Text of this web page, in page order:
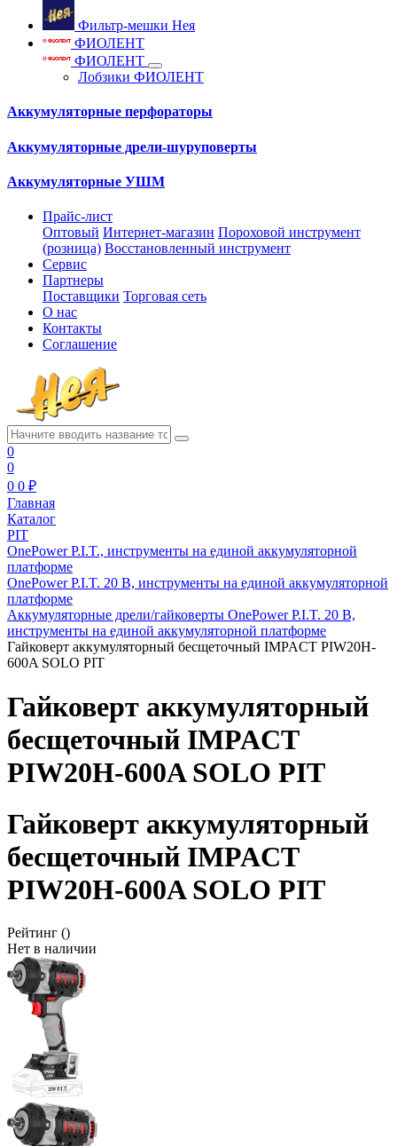
Фильтр-мешки Нея
ФИОЛЕНТ
ФИОЛЕНТ
Лобзики ФИОЛЕНТ
Аккумуляторные перфораторы
Аккумуляторные дрели-шуруповерты
Аккумуляторные УШМ
Прайс-лист
Оптовый Интернет-магазин Пороховой инструмент
(розница) Восстановленный инструмент
Сервис
Партнеры
Поставщики Торговая сеть
О нас
Контакты
Соглашение
0
0
0 0 ₽
Главная
Каталог
PIT
OnePower P.I.T., инструменты на единой аккумуляторной
платформе
OnePower P.I.T. 20 В, инструменты на единой аккумуляторной
платформе
Аккумуляторные дрели/гайковерты OnePower P.I.T. 20 В,
инструменты на единой аккумуляторной платформе
Гайковерт аккумуляторный бесщеточный IMPACT PIW20H-
600A SOLO PIT
Гайковерт аккумуляторный
бесщеточный IMPACT
PIW20H-600A SOLO PIT
Гайковерт аккумуляторный
бесщеточный IMPACT
PIW20H-600A SOLO PIT
Рейтинг ()
Нет в наличии